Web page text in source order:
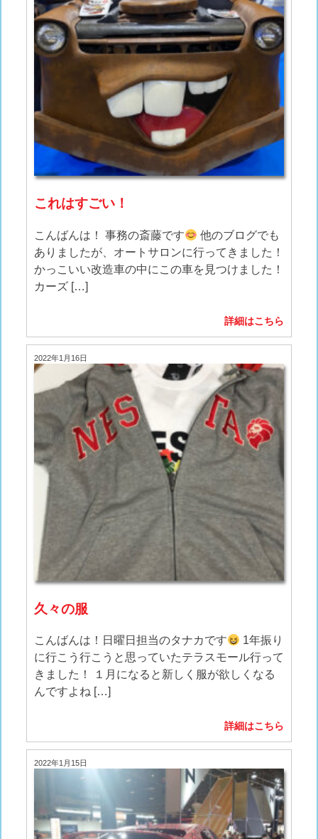
これはすごい！
こんばんは！ 事務の斎藤です
他のブログでも
ありましたが、オートサロンに行ってきました！
かっこいい改造車の中にこの車を見つけました！
カーズ […]
詳細はこちら
2022年1月16日
久々の服
こんばんは！日曜日担当のタナカです
1年振り
に行こう行こうと思っていたテラスモール行って
きました！ １月になると新しく服が欲しくなる
んですよね […]
詳細はこちら
2022年1月15日